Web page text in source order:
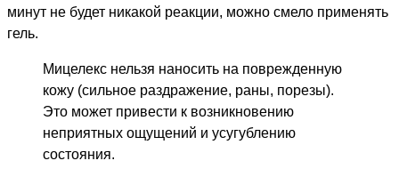
минут не будет никакой реакции, можно смело применять
гель.
Мицелекс нельзя наносить на поврежденную
кожу (сильное раздражение, раны, порезы).
Это может привести к возникновению
неприятных ощущений и усугублению
состояния.